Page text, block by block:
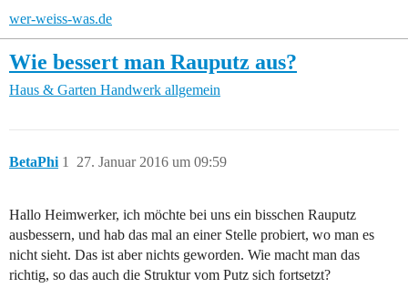
wer-weiss-was.de
Wie bessert man Rauputz aus?
Haus & Garten Handwerk allgemein
BetaPhi 27. Januar 2016 um 09:59
1
Hallo Heimwerker, ich möchte bei uns ein bisschen Rauputz
ausbessern, und hab das mal an einer Stelle probiert, wo man es
nicht sieht. Das ist aber nichts geworden. Wie macht man das
richtig, so das auch die Struktur vom Putz sich fortsetzt?